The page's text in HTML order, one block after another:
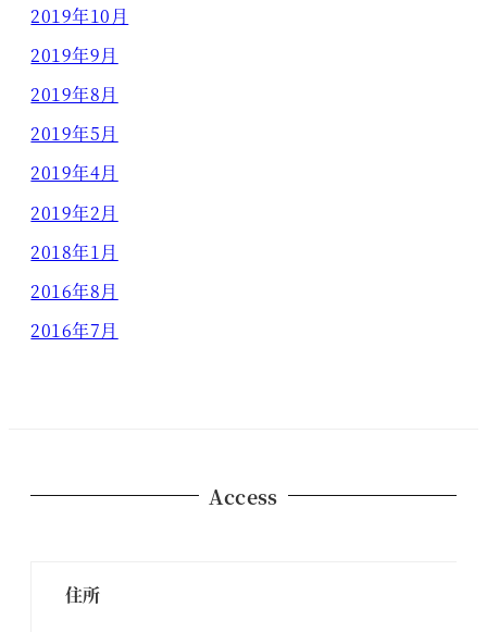
2019年10月
2019年9月
2019年8月
2019年5月
2019年4月
2019年2月
2018年1月
2016年8月
2016年7月
Access
住所